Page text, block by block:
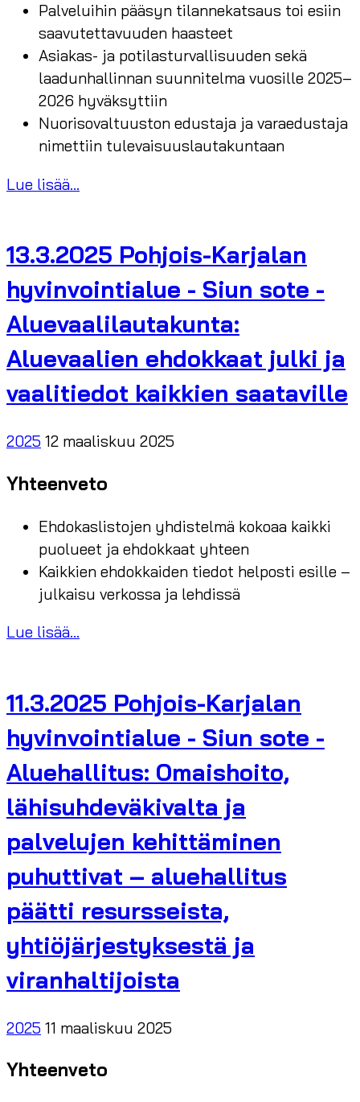
Palveluihin pääsyn tilannekatsaus toi esiin
saavutettavuuden haasteet
Asiakas- ja potilasturvallisuuden sekä
laadunhallinnan suunnitelma vuosille 2025–
2026 hyväksyttiin
Nuorisovaltuuston edustaja ja varaedustaja
nimettiin tulevaisuuslautakuntaan
Lue lisää...
13.3.2025 Pohjois-Karjalan
hyvinvointialue - Siun sote -
Aluevaalilautakunta:
Aluevaalien ehdokkaat julki ja
vaalitiedot kaikkien saataville
2025 12 maaliskuu 2025
Yhteenveto
Ehdokaslistojen yhdistelmä kokoaa kaikki
puolueet ja ehdokkaat yhteen
Kaikkien ehdokkaiden tiedot helposti esille –
julkaisu verkossa ja lehdissä
Lue lisää...
11.3.2025 Pohjois-Karjalan
hyvinvointialue - Siun sote -
Aluehallitus: Omaishoito,
lähisuhdeväkivalta ja
palvelujen kehittäminen
puhuttivat – aluehallitus
päätti resursseista,
yhtiöjärjestyksestä ja
viranhaltijoista
2025 11 maaliskuu 2025
Yhteenveto